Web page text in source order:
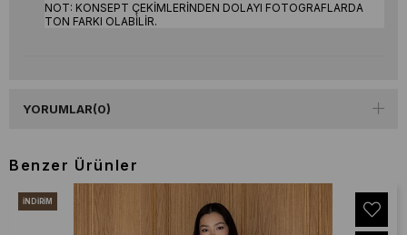
NOT: KONSEPT ÇEKİMLERİNDEN DOLAYI FOTOGRAFLARDA
TON FARKI OLABİLİR.
YORUMLAR(0)
Benzer Ürünler
İNDIRIM